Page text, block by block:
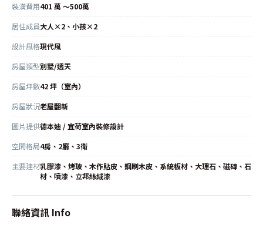
裝潢費用401 萬 ～500萬
居住成員大人×2、小孩×2
設計風格現代風
房屋類型別墅/透天
房屋坪數42 坪（室內）
房屋狀況老屋翻新
圖片提供德本迪 / 宜荷室內裝修設計
空間格局4房、2廳、3衛
主要建材乳膠漆、烤玻、木作貼皮、鋼刷木皮、系統板材、大理石、磁磚、石
材、噴漆、立邦絲絨漆
聯絡資訊 Info